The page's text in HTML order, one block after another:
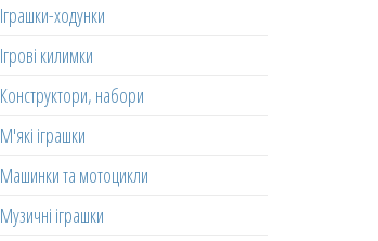
Іграшки-ходунки
Ігрові килимки
Конструктори, набори
М'які іграшки
Машинки та мотоцикли
Музичні іграшки